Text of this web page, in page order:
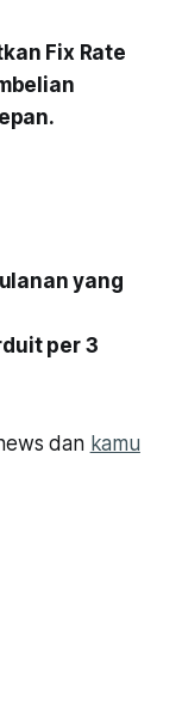
Fix Rate
yang
per 3
dan kamu